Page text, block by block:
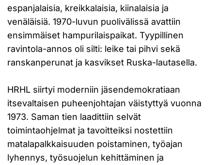
espanjalaisia, kreikkalaisia, kiinalaisia ja
venäläisiä. 1970-luvun puolivälissä avattiin
ensimmäiset hampurilaispaikat. Tyypillinen
ravintola-annos oli silti: leike tai pihvi sekä
ranskanperunat ja kasvikset Ruska-lautasella.
HRHL siirtyi moderniin jäsendemokratiaan
itsevaltaisen puheenjohtajan väistyttyä vuonna
1973. Saman tien laadittiin selvät
toimintaohjelmat ja tavoitteiksi nostettiin
matalapalkkaisuuden poistaminen, työajan
lyhennys, työsuojelun kehittäminen ja